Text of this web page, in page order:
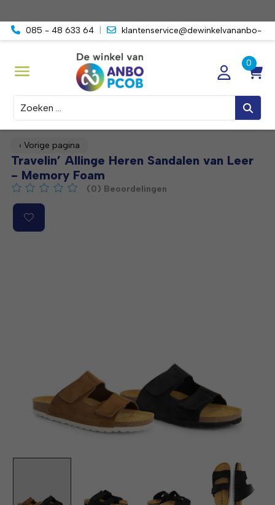
085 - 48 633 64
klantenservice@dewinkelvananbo-
Zoeken
‹ Vorige pagina
Travelin’ Allinge Heren Sandalen van Leer
- Memory Foam
De beoordeling van dit product is0van de 5
(0) Beoordelingen
Product image slideshow Items